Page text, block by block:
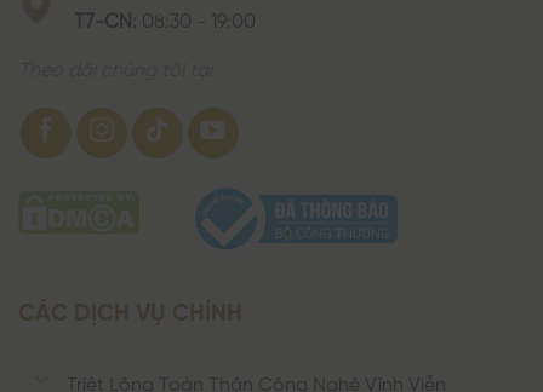
T7-CN: 08:30 - 19:00
Triệt Lông Toàn Thân Công Nghệ Vĩnh Viễn